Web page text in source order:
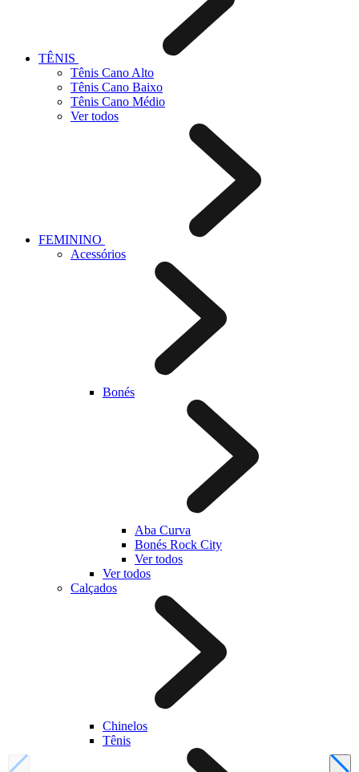
TÊNIS
Tênis Cano Alto
Tênis Cano Baixo
Tênis Cano Médio
Ver todos
FEMININO
Acessórios
Bonés
Aba Curva
Bonés Rock City
Ver todos
Ver todos
Calçados
Chinelos
Tênis